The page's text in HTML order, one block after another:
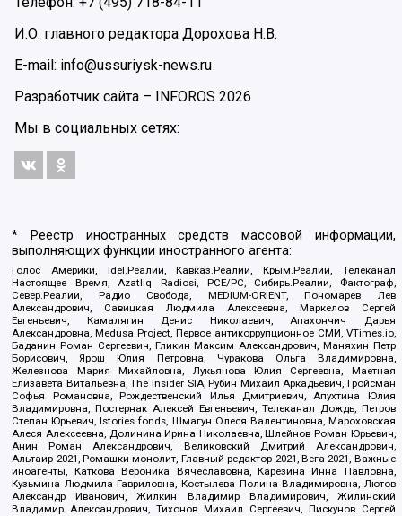
И.О. главного редактора Дорохова Н.В.
E-mail: info@ussuriysk-news.ru
Разработчик сайта –
INFOROS 2026
Мы в социальных сетях:
* Реестр иностранных средств массовой информации,
выполняющих функции иностранного агента:
Голос Америки, Idel.Реалии, Кавказ.Реалии, Крым.Реалии, Телеканал
Настоящее Время, Azatliq Radiosi, PCE/PC, Сибирь.Реалии, Фактограф,
Север.Реалии, Радио Свобода, MEDIUM-ORIENT, Пономарев Лев
Александрович, Савицкая Людмила Алексеевна, Маркелов Сергей
Евгеньевич, Камалягин Денис Николаевич, Апахончич Дарья
Александровна, Medusa Project, Первое антикоррупционное СМИ, VTimes.io,
Баданин Роман Сергеевич, Гликин Максим Александрович, Маняхин Петр
Борисович, Ярош Юлия Петровна, Чуракова Ольга Владимировна,
Железнова Мария Михайловна, Лукьянова Юлия Сергеевна, Маетная
Елизавета Витальевна, The Insider SIA, Рубин Михаил Аркадьевич, Гройсман
Софья Романовна, Рождественский Илья Дмитриевич, Апухтина Юлия
Владимировна, Постернак Алексей Евгеньевич, Телеканал Дождь, Петров
Степан Юрьевич, Istories fonds, Шмагун Олеся Валентиновна, Мароховская
Алеся Алексеевна, Долинина Ирина Николаевна, Шлейнов Роман Юрьевич,
Анин Роман Александрович, Великовский Дмитрий Александрович,
Альтаир 2021, Ромашки монолит, Главный редактор 2021, Вега 2021, Важные
иноагенты, Каткова Вероника Вячеславовна, Карезина Инна Павловна,
Кузьмина Людмила Гавриловна, Костылева Полина Владимировна, Лютов
Александр Иванович, Жилкин Владимир Владимирович, Жилинский
Владимир Александрович, Тихонов Михаил Сергеевич, Пискунов Сергей